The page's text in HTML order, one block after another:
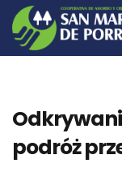
podróż